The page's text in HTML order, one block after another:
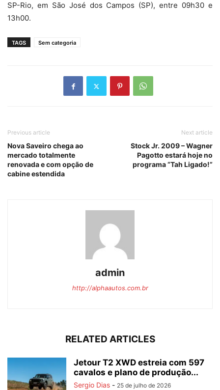
SP-Rio, em São José dos Campos (SP), entre 09h30 e
13h00.
TAGS Sem categoria
Previous article
Nova Saveiro chega ao
mercado totalmente
renovada e com opção de
cabine estendida
Next article
Stock Jr. 2009 – Wagner
Pagotto estará hoje no
programa “Tah Ligado!”
admin
http://alphaautos.com.br
RELATED ARTICLES
Jetour T2 XWD estreia com 597
cavalos e plano de produção...
Sergio Dias - 25 de julho de 2026